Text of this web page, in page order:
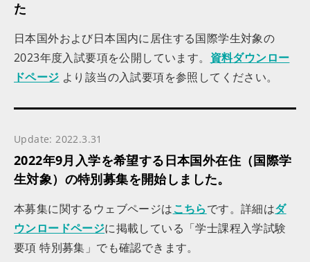
た
日本国外および日本国内に居住する国際学生対象の
2023年度入試要項を公開しています。 資料ダウンロー
ドページ より該当の入試要項を参照してください。
Update: 2022.3.31
2022年9月入学を希望する日本国外在住（国際学
生対象）の特別募集を開始しました。
本募集に関するウェブページはこちらです。詳細はダ
ウンロードページに掲載している「学士課程入学試験
要項 特別募集」でも確認できます。